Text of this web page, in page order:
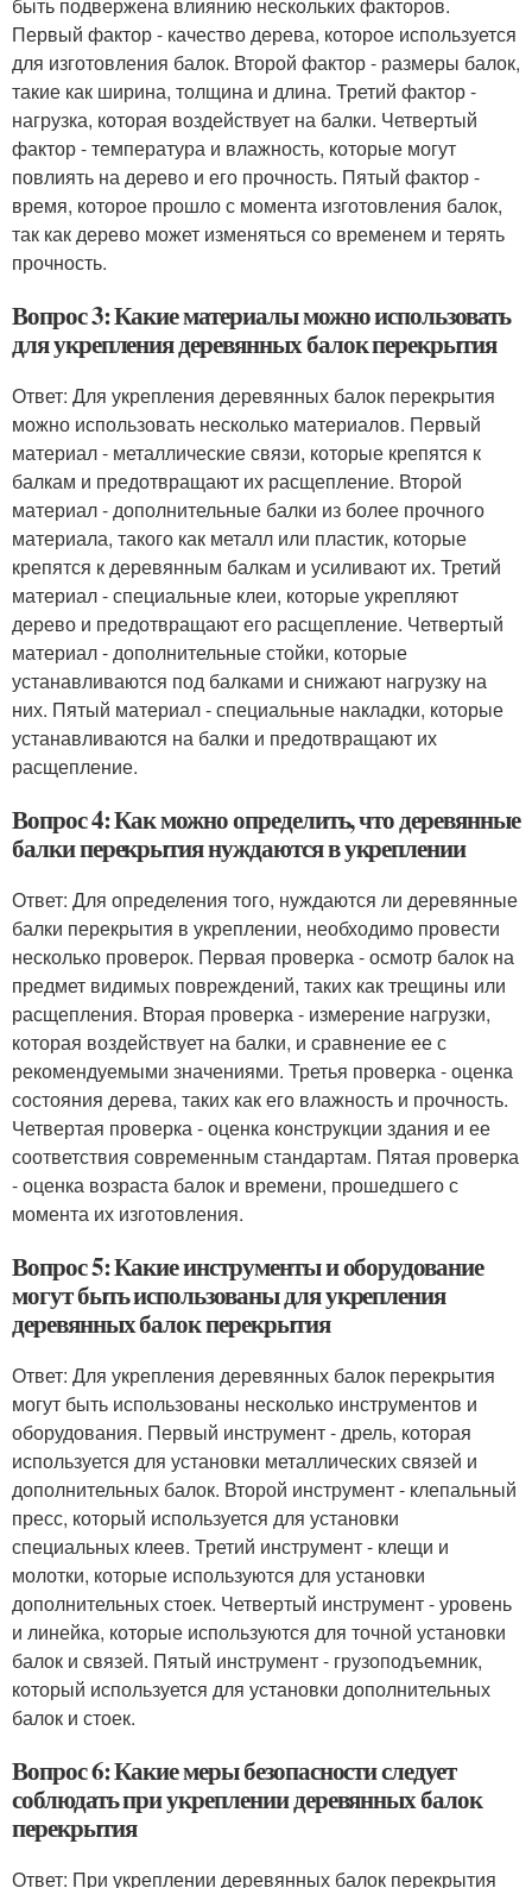
Первый фактор - качество дерева, которое используется
для изготовления балок. Второй фактор - размеры балок,
такие как ширина, толщина и длина. Третий фактор -
нагрузка, которая воздействует на балки. Четвертый
фактор - температура и влажность, которые могут
повлиять на дерево и его прочность. Пятый фактор -
время, которое прошло с момента изготовления балок,
так как дерево может изменяться со временем и терять
прочность.
Вопрос 3: Какие материалы можно использовать
для укрепления деревянных балок перекрытия
Ответ: Для укрепления деревянных балок перекрытия
можно использовать несколько материалов. Первый
материал - металлические связи, которые крепятся к
балкам и предотвращают их расщепление. Второй
материал - дополнительные балки из более прочного
материала, такого как металл или пластик, которые
крепятся к деревянным балкам и усиливают их. Третий
материал - специальные клеи, которые укрепляют
дерево и предотвращают его расщепление. Четвертый
материал - дополнительные стойки, которые
устанавливаются под балками и снижают нагрузку на
них. Пятый материал - специальные накладки, которые
устанавливаются на балки и предотвращают их
расщепление.
Вопрос 4: Как можно определить, что деревянные
балки перекрытия нуждаются в укреплении
Ответ: Для определения того, нуждаются ли деревянные
балки перекрытия в укреплении, необходимо провести
несколько проверок. Первая проверка - осмотр балок на
предмет видимых повреждений, таких как трещины или
расщепления. Вторая проверка - измерение нагрузки,
которая воздействует на балки, и сравнение ее с
рекомендуемыми значениями. Третья проверка - оценка
состояния дерева, таких как его влажность и прочность.
Четвертая проверка - оценка конструкции здания и ее
соответствия современным стандартам. Пятая проверка
- оценка возраста балок и времени, прошедшего с
момента их изготовления.
Вопрос 5: Какие инструменты и оборудование
могут быть использованы для укрепления
деревянных балок перекрытия
Ответ: Для укрепления деревянных балок перекрытия
могут быть использованы несколько инструментов и
оборудования. Первый инструмент - дрель, которая
используется для установки металлических связей и
дополнительных балок. Второй инструмент - клепальный
пресс, который используется для установки
специальных клеев. Третий инструмент - клещи и
молотки, которые используются для установки
дополнительных стоек. Четвертый инструмент - уровень
и линейка, которые используются для точной установки
балок и связей. Пятый инструмент - грузоподъемник,
который используется для установки дополнительных
балок и стоек.
Вопрос 6: Какие меры безопасности следует
соблюдать при укреплении деревянных балок
перекрытия
Ответ: При укреплении деревянных балок перекрытия